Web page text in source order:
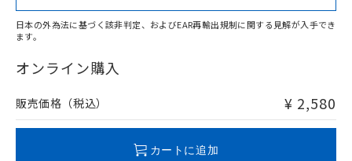
在庫等で未対応品が混在する可能性があります。
問い合わせください。
日本の外為法に基づく該非判定、およびEAR再輸出規制に関する見解が入手でき
ます。
オンライン購入
販売価格（税込） ¥ 2,580
カートに追加